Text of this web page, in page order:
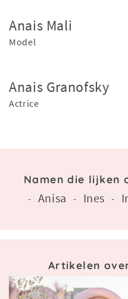
Anais Mali
Model
Anais Granofsky
Actrice
Namen die lijken
- Anisa - Ines -
Artikelen